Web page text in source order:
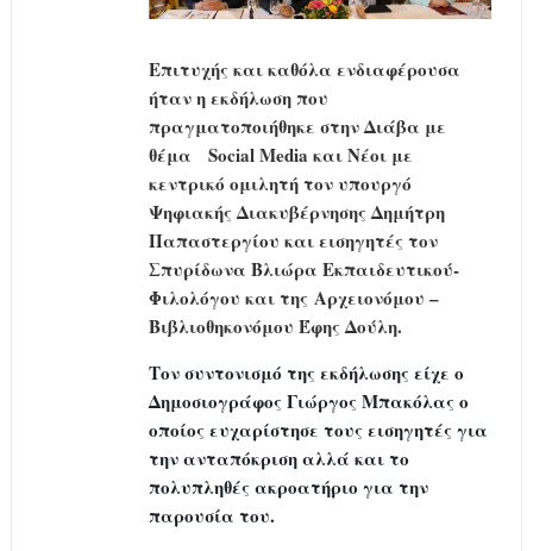
Επιτυχής και καθόλα ενδιαφέρουσα
ήταν η εκδήλωση που
πραγματοποιήθηκε στην Διάβα με
θέμα Social Media και Νέοι με
κεντρικό ομιλητή τον υπουργό
Ψηφιακής Διακυβέρνησης Δημήτρη
Παπαστεργίου και εισηγητές τον
Σπυρίδωνα Βλιώρα Εκπαιδευτικού-
Φιλολόγου και της Αρχειονόμου –
Βιβλιοθηκονόμου Έφης Δούλη.
Τον συντονισμό της εκδήλωσης είχε ο
Δημοσιογράφος Γιώργος Μπακόλας ο
οποίος ευχαρίστησε τους εισηγητές για
την ανταπόκριση αλλά και το
πολυπληθές ακροατήριο για την
παρουσία του.